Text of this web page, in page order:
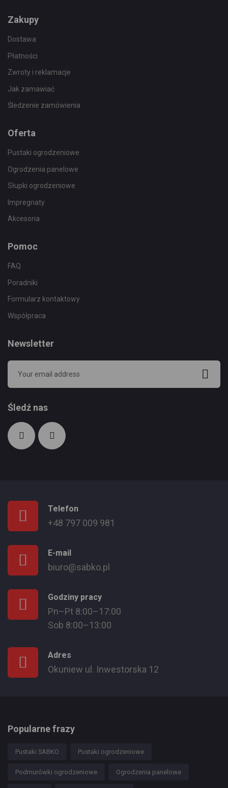
Zakupy
Dostawa
Płatności
Zwroty i reklamacje
Jak zamawiać
Śledzenie zamówienia
Oferta
Pustaki ogrodzeniowe
Ogrodzenia panelowe
Słupki ogrodzeniowe
Impregnaty
Akcesoria
Pomoc
FAQ
Poradniki
Formularz kontaktowy
Współpraca
Newsletter
Śledź nas
Telefon
+48 797 009 981
E-mail
biuro@sabko.pl
Godziny pracy
Pn–Pt 8:00–17:00
Sob 8:00–13:00
Adres
Okuniew ul. Inwestorska 12
Popularne frazy
Pustaki SABKO Pustaki ogrodzeniowe
Podmurówki ogrodzeniowe Ogrodzenia panelowe